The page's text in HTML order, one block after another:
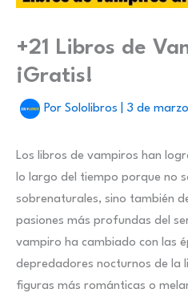
+21 Libros de
¡Gratis!
Por Sololibros 3 de
Los libros de vampiros han
lo largo del tiempo porque no
sobrenaturales, sino también
pasiones más profundas del
vampiro ha cambiado con las
depredadores nocturnos de la
figuras más románticas o